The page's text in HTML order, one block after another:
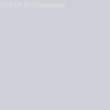
Victron Professional